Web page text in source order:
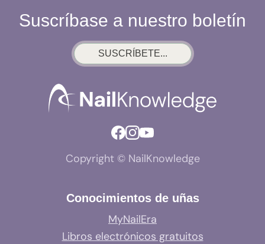
Suscríbase a nuestro boletín
SUSCRÍBETE...
Copyright © NailKnowledge
Conocimientos de uñas
MyNailEra
Libros electrónicos gratuitos